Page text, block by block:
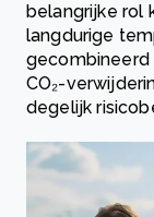
belangrijke rol
langdurige
CO₂-
degelijk